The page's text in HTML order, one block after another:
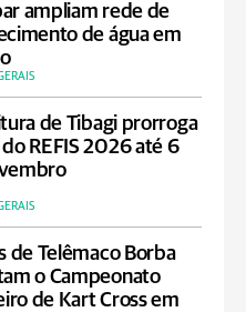
ampliam rede de
de água em
de Tibagi prorroga
REFIS 2026 até 6
de Telêmaco Borba
o Campeonato
de Kart Cross em